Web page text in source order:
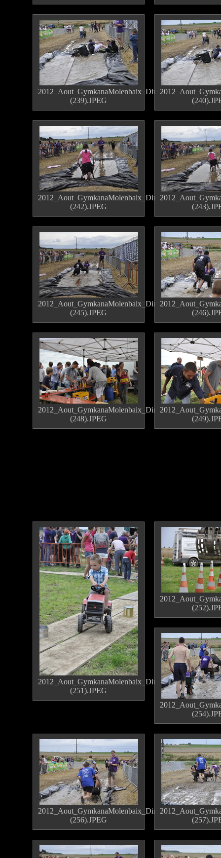
2012_Aout_GymkanaMolenbaix_Dimanche
(239).JPEG
2012_Aout_GymkanaMolenbaix_Dimanche
(242).JPEG
2012_Aout_GymkanaMolenbaix_Dimanche
(245).JPEG
2012_Aout_GymkanaMolenbaix_Dimanche
(248).JPEG
2012_Aout_GymkanaMolenbaix_Dimanche
(251).JPEG
2012_Aout_GymkanaMolenbaix_Dimanche
(256).JPEG